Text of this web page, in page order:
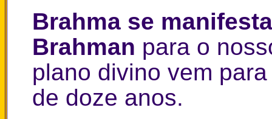
Brahma se
Brahman para o
plano divino vem
de doze anos.